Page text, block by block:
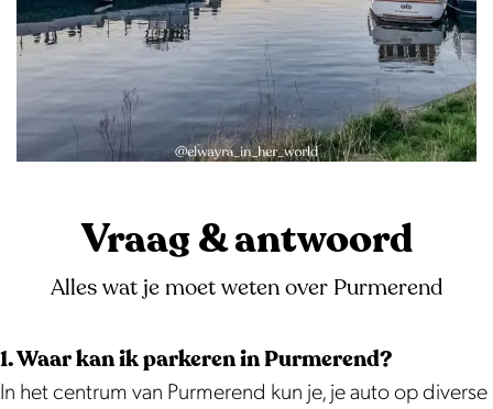
Vraag & antwoord
Alles wat je moet weten over Purmerend
1. Waar kan ik parkeren in Purmerend?
In het centrum van Purmerend kun je, je auto op diverse